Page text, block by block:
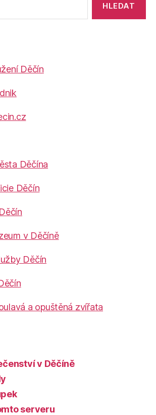
Děčín
Děčína
Děčín
v Děčíně
Děčín
a opuštěná zvířata
v Děčíně
serveru